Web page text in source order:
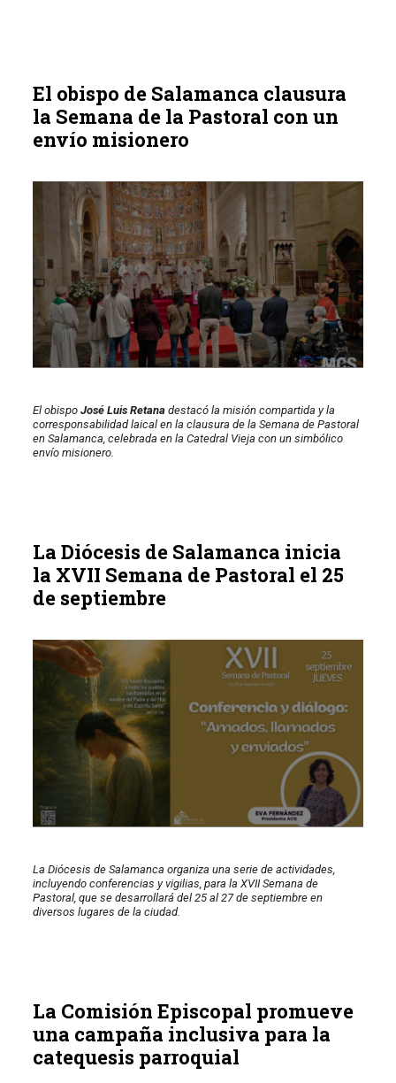
El obispo de Salamanca clausura
la Semana de la Pastoral con un
envío misionero
El obispo José Luis Retanadestacó la misión compartida y la
corresponsabilidad laical en la clausura de la Semana de Pastoral
en Salamanca, celebrada en la Catedral Vieja con un simbólico
envío misionero.
La Diócesis de Salamanca inicia
la XVII Semana de Pastoral el 25
de septiembre
La Diócesis de Salamanca organiza una serie de actividades,
incluyendo conferencias y vigilias, para la XVII Semana de
Pastoral, que se desarrollará del 25 al 27 de septiembre en
diversos lugares de la ciudad.
La Comisión Episcopal promueve
una campaña inclusiva para la
catequesis parroquial